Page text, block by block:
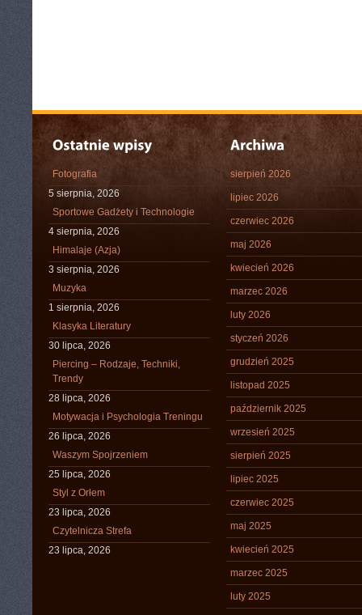
Fotografia
5 sierpnia, 2026
Sportowe Gadżety i Technologie
4 sierpnia, 2026
Himalaje (Azja)
3 sierpnia, 2026
Muzyka
1 sierpnia, 2026
Klasyka Literatury
30 lipca, 2026
Piercing – Rodzaje, Techniki,
Trendy
28 lipca, 2026
Motywacja i Psychologia Treningu
26 lipca, 2026
Waszym Spojrzeniem
25 lipca, 2026
Styl z Orłem
23 lipca, 2026
Czytelnicza Strefa
23 lipca, 2026
sierpień 2026
lipiec 2026
czerwiec 2026
maj 2026
kwiecień 2026
marzec 2026
luty 2026
styczeń 2026
grudzień 2025
listopad 2025
październik 2025
wrzesień 2025
sierpień 2025
lipiec 2025
czerwiec 2025
maj 2025
kwiecień 2025
marzec 2025
luty 2025